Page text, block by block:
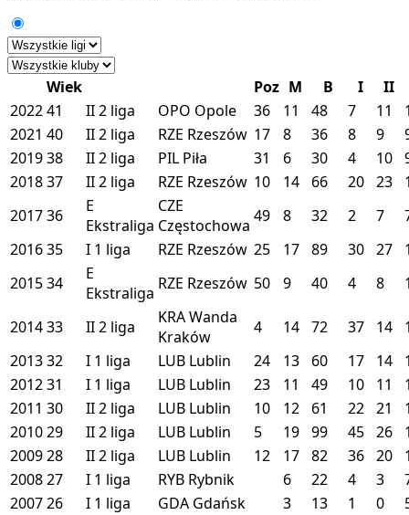
Wiek Poz M B I II
202241 II2 liga OPO Opole 36 11 48 7 11
2021 40 II2 liga RZE Rzeszów 17 8 36 8 9
201938 II2 liga PIL Piła 31 6 30 4 10
201837 II2 liga RZE Rzeszów 10 14 66 20 23
201736
E
Ekstraliga
CZE
Częstochowa 49 8 32 2 7
201635 I 1 liga RZE Rzeszów 25 17 89 30 27
201534
E
Ekstraliga RZE Rzeszów 50 9 40 4 8
201433 II2 liga KRAWanda
Kraków
4 14 72 37 14
201332 I 1 liga LUB Lublin 24 13 60 17 14
201231 I 1 liga LUB Lublin 23 11 49 10 11
2011 30 II2 liga LUB Lublin 10 12 61 22 21
201029 II2 liga LUB Lublin 5 19 99 45 26
200928 II2 liga LUB Lublin 12 17 82 36 20
200827 I 1 liga RYB Rybnik 6 22 4 3
200726 I 1 liga GDA Gdańsk 3 13 1 0